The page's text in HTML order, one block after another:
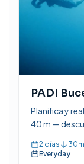
PADI
Planifica y
40 m —
especialidad
2 días 30m
Everyday